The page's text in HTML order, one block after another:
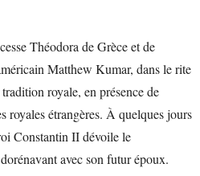
Théodora de Grèce et de
Matthew Kumar, dans le rite
royale, en présence de
royales étrangères. À quelques jours
Constantin II dévoile le
avec son futur époux.